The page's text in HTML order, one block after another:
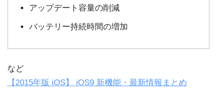
アップデート容量の削減
バッテリー持続時間の増加
など
【2015年版 iOS】 iOS9 新機能・最新情報まとめ